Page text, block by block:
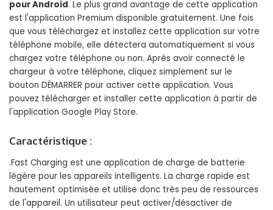
pour Android. Le plus grand avantage de cette application
est l'application Premium disponible gratuitement. Une fois
que vous téléchargez et installez cette application sur votre
téléphone mobile, elle détectera automatiquement si vous
chargez votre téléphone ou non. Après avoir connecté le
chargeur à votre téléphone, cliquez simplement sur le
bouton DÉMARRER pour activer cette application. Vous
pouvez télécharger et installer cette application à partir de
l'application Google Play Store.
Caractéristique :
.Fast Charging est une application de charge de batterie
légère pour les appareils intelligents. La charge rapide est
hautement optimisée et utilise donc très peu de ressources
de l'appareil. Un utilisateur peut activer/désactiver de